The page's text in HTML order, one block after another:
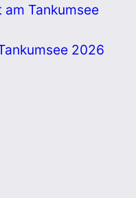
Tankumsee
2026